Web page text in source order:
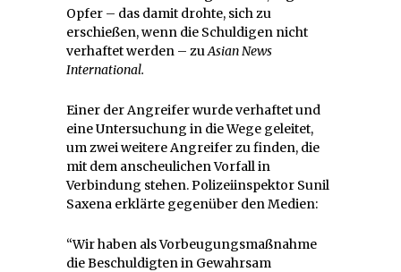
Opfer – das damit drohte, sich zu
erschießen, wenn die Schuldigen nicht
verhaftet werden – zuAsian News
International.
Einer der Angreifer wurde verhaftet und
eine Untersuchung in die Wege geleitet,
um zwei weitere Angreifer zu finden, die
mit dem anscheulichen Vorfall in
Verbindung stehen. Polizeiinspektor Sunil
Saxena erklärte gegenüber den Medien:
“Wir haben als Vorbeugungsmaßnahme
die Beschuldigten in Gewahrsam